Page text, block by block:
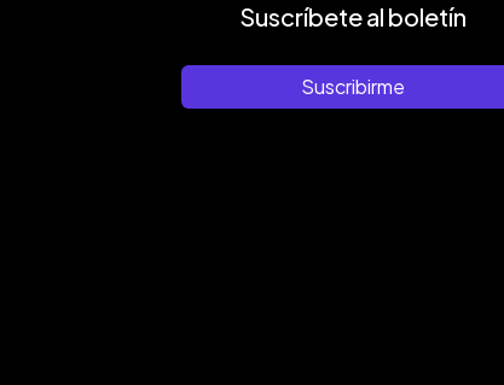
Suscríbete al boletín
Suscribirme